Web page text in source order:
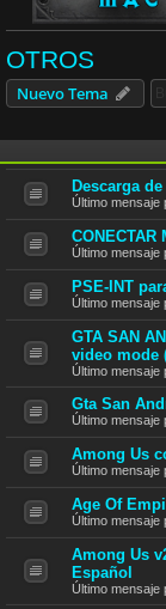
OTROS
Nuevo Tema
Descarga
Último mensaje
CONECTAR
Último mensaje
PSE-INT
Último mensaje
GTA SAN
video mode
Último mensaje
Gta San
Último mensaje
Among Us
Último mensaje
Age Of
Último mensaje
Among Us
Español
Último mensaje